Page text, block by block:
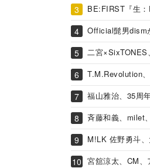
BE:FIRST『生
Official髭男dism
二宮×SixTONES
T.M.Revolution
福山雅治、35周
斉藤和義、milet
M!LK 佐野勇斗
宮舘涼太、CM